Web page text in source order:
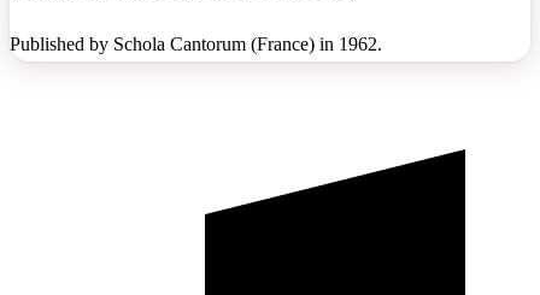
Published by Schola Cantorum (France) in 1962.